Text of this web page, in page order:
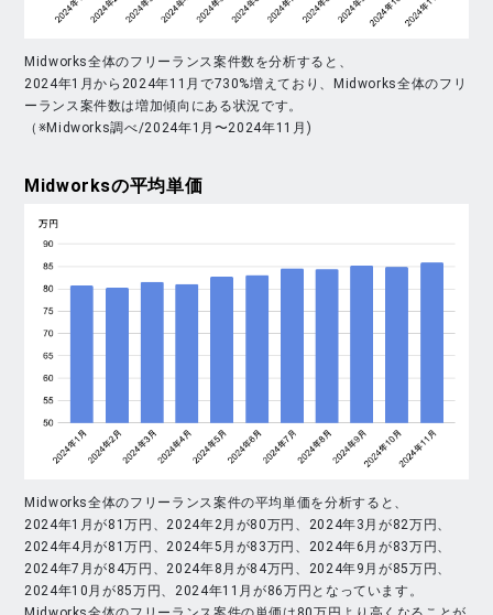
Midworks全体のフリーランス案件数を分析すると、
2024年1月から2024年11月で730%増えており、Midworks全体のフリ
ーランス案件数は増加傾向にある状況です。
（※Midworks調べ/2024年1月〜2024年11月)
Midworksの平均単価
Midworks全体のフリーランス案件の平均単価を分析すると、
2024年1月が81万円、2024年2月が80万円、2024年3月が82万円、
2024年4月が81万円、2024年5月が83万円、2024年6月が83万円、
2024年7月が84万円、2024年8月が84万円、2024年9月が85万円、
2024年10月が85万円、2024年11月が86万円となっています。